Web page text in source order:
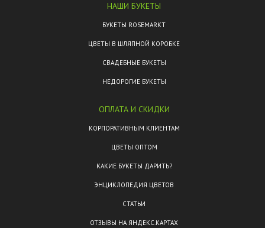
НАШИ БУКЕТЫ
БУКЕТЫ ROSEMARKT
ЦВЕТЫ В ШЛЯПНОЙ КОРОБКЕ
СВАДЕБНЫЕ БУКЕТЫ
НЕДОРОГИЕ БУКЕТЫ
ОПЛАТА И СКИДКИ
КОРПОРАТИВНЫМ КЛИЕНТАМ
ЦВЕТЫ ОПТОМ
КАКИЕ БУКЕТЫ ДАРИТЬ?
ЭНЦИКЛОПЕДИЯ ЦВЕТОВ
СТАТЬИ
ОТЗЫВЫ НА ЯНДЕКС.КАРТАХ